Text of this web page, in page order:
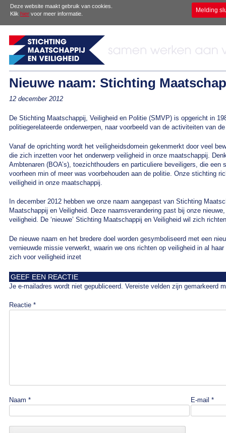
Deze website maakt gebruik van cookies.
Klik hier voor meer informatie. Melding
Nieuwe naam: Stichting
12 december 2012
De Stichting Maatschappij, Veiligheid en Politie (SMVP) is opgericht in
politiegerelateerde onderwerpen, naar voorbeeld van de activiteiten van
Vanaf de oprichting wordt het veiligheidsdomein gekenmerkt door veel
die zich inzetten voor het onderwerp veiligheid in onze maatschappij.
Ambtenaren (BOA’s), toezichthouders en particuliere beveiligers, die
voorheen min of meer was voorbehouden aan de politie. Onze stichting
veiligheid in onze maatschappij.
In december 2012 hebben we onze naam aangepast van Stichting
Maatschappij en Veiligheid. Deze naamsverandering past bij onze
veiligheid. De ‘nieuwe’ Stichting Maatschappij en Veiligheid wil zich
De nieuwe naam en het bredere doel worden gesymboliseerd met een
vernieuwde missie verwerkt, waarin we ons richten op veiligheid in al
zich voor veiligheid inzet
GEEF EEN REACTIE
Je e-mailadres wordt niet gepubliceerd. Vereiste velden zijn gemarkeerd
Reactie *
Naam * E-mail *